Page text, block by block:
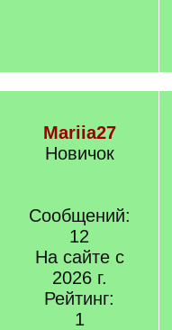
Mariia27
Новичок
Сообщений:
12
На сайте с
2026 г.
Рейтинг:
1